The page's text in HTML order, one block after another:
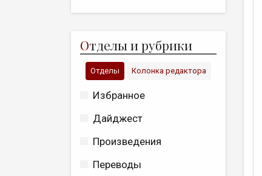
Отделы и рубрики
Отделы Колонка редактора
Избранное
Дайджест
Произведения
Переводы